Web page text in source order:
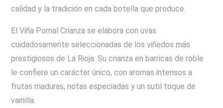
calidad y la tradición en cada botella que produce.
El Viña Pomal Crianza se elabora con uvas
cuidadosamente seleccionadas de los viñedos más
prestigiosos de La Rioja. Su crianza en barricas de roble
le confiere un carácter único, con aromas intensos a
frutas maduras, notas especiadas y un sutil toque de
vainilla.